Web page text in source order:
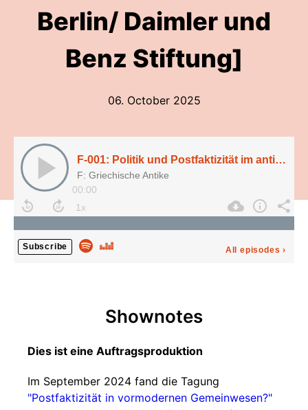
Berlin/ Daimler und
Benz Stiftung]
06. October 2025
F-001: Politik und Postfaktizität im antiken Athen, mit Prof. Dr. Chr. Degelmann [HU Berlin/ Daimler und Benz Stiftung]
F: Griechische Antike
00:00
Subscribe All episodes ›
Shownotes
Dies ist eine Auftragsproduktion
Im September 2024 fand die Tagung
"Postfaktizität in vormodernen Gemeinwesen?"